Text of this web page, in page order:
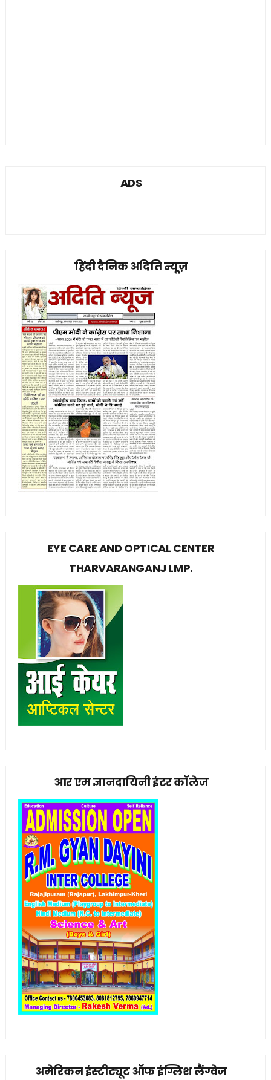
ADS
हिंदी दैनिक अदिति न्यूज़
EYE CARE AND OPTICAL CENTER
THARVARANGANJ LMP.
आर एम ज्ञानदायिनी इंटर कॉलेज
अमेरिकन इंस्टीट्यूट ऑफ इंग्लिश लैंग्वेज